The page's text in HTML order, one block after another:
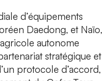
d’équipements
Daedong, et Naïo,
autonome
stratégique et
protocole d’accord,